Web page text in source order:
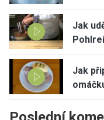
Jak
Jak